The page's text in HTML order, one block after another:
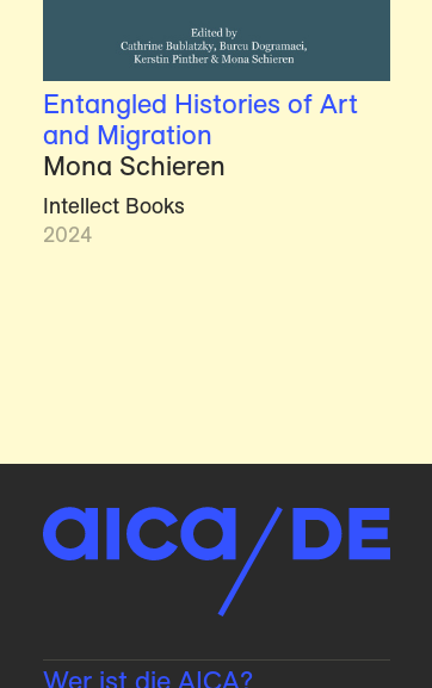
Entangled Histories of Art
and Migration
Mona Schieren
Intellect Books
2024
Wer ist die AICA?